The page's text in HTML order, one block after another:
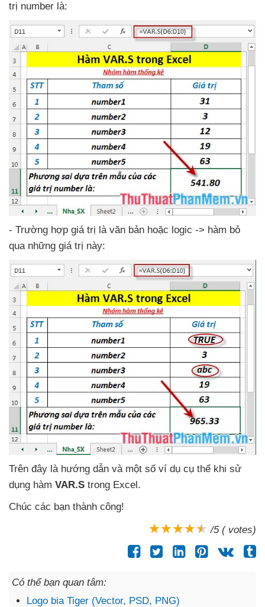
trị number là:
- Trường hợp giá trị là văn bản hoặc logic -> hàm bỏ
qua những giá trị này:
Trên đây là hướng dẫn và một số ví dụ cụ thể khi sử
dụng hàm VAR.S trong Excel.
Chúc các bạn thành công!
/5 ( votes)
Có thể bạn quan tâm:
Logo bia Tiger (Vector, PSD, PNG)